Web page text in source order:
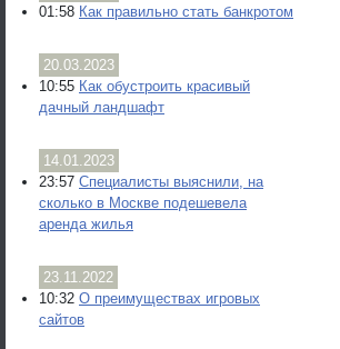
01:58 Как правильно стать банкротом
20.03.2023
10:55 Как обустроить красивый
дачный ландшафт
14.01.2023
23:57 Специалисты выяснили, на
сколько в Москве подешевела
аренда жилья
23.11.2022
10:32 О преимуществах игровых
сайтов